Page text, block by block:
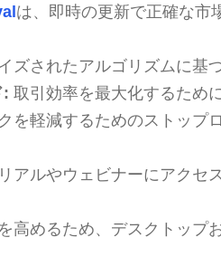
は、即時の更新で正確な市
ズされたアルゴリズムに基
: 取引効率を最大化するため
を軽減するためのストップ
アルやウェビナーにアクセ
高めるため、デスクトップ